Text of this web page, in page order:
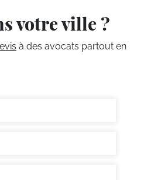
votre ville ?
à des avocats partout en